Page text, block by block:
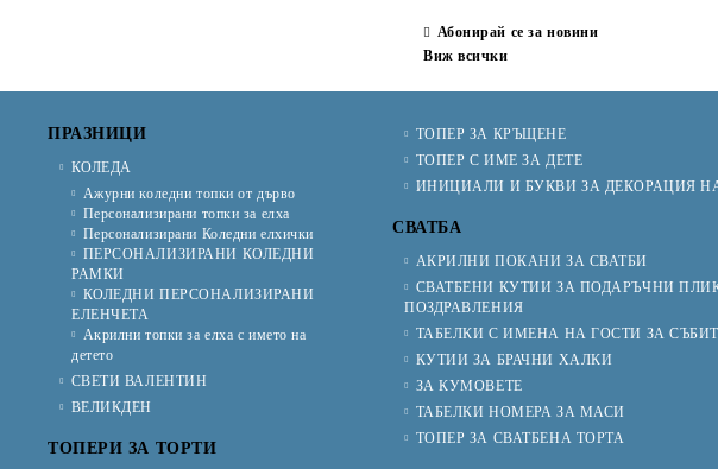
Абонирай се за новини
Виж всички
ПРАЗНИЦИ
КОЛЕДА
Ажурни коледни топки от дърво
Персонализирани топки за елха
Персонализирани Коледни елхички
ПЕРСОНАЛИЗИРАНИ КОЛЕДНИ
РАМКИ
КОЛЕДНИ ПЕРСОНАЛИЗИРАНИ
ЕЛЕНЧЕТА
Акрилни топки за елха с името на
детето
СВЕТИ ВАЛЕНТИН
ВЕЛИКДЕН
ТОПЕРИ ЗА ТОРТИ
ТОПЕР ЗА КРЪЩЕНЕ
ТОПЕР С ИМЕ ЗА ДЕТЕ
ИНИЦИАЛИ И БУКВИ ЗА ДЕКОРАЦИЯ
СВАТБА
АКРИЛНИ ПОКАНИ ЗА СВАТБИ
СВАТБЕНИ КУТИИ ЗА ПОДАРЪЧНИ
ПОЗДРАВЛЕНИЯ
ТАБЕЛКИ С ИМЕНА НА ГОСТИ ЗА
КУТИИ ЗА БРАЧНИ ХАЛКИ
ЗА КУМОВЕТЕ
ТАБЕЛКИ НОМЕРА ЗА МАСИ
ТОПЕР ЗА СВАТБЕНА ТОРТА